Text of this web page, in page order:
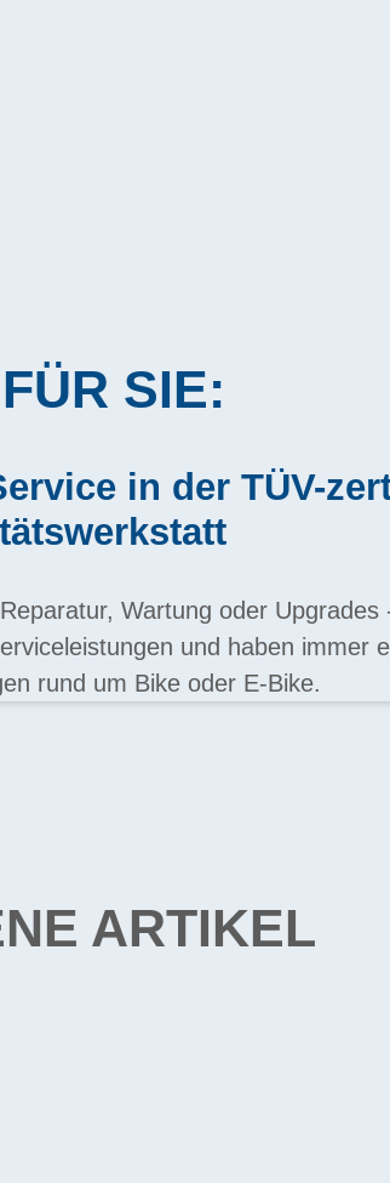
SIE:
in der TÜV-
Wartung oder
und haben immer
rund um Bike oder E-Bike.
ARTIKEL